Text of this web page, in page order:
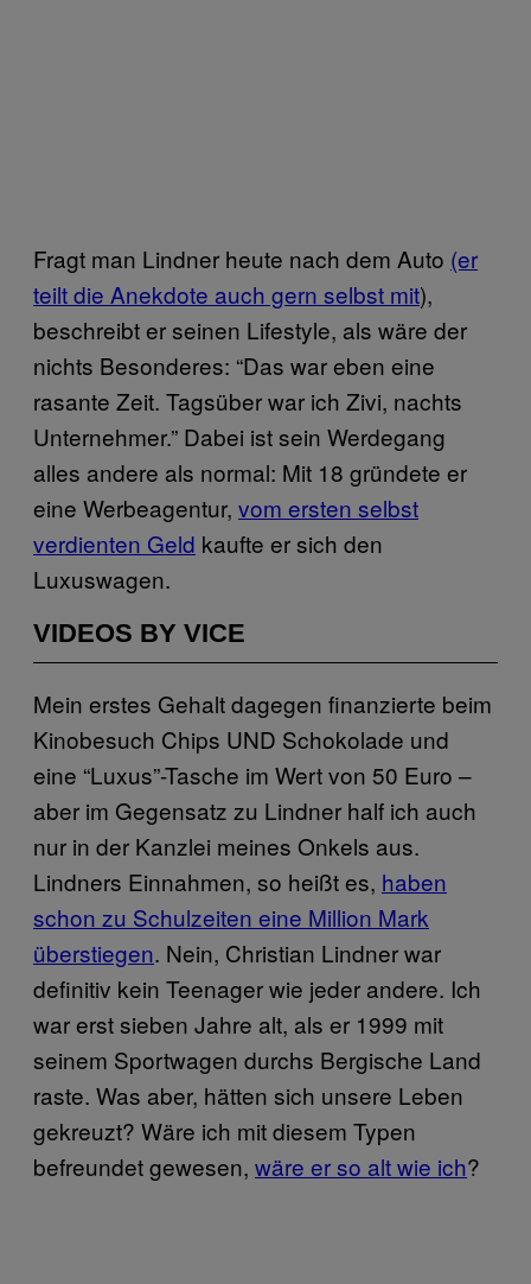
Fragt man Lindner heute nach dem Auto (er
teilt die Anekdote auch gern selbst mit),
beschreibt er seinen Lifestyle, als wäre der
nichts Besonderes: “Das war eben eine
rasante Zeit. Tagsüber war ich Zivi, nachts
Unternehmer.” Dabei ist sein Werdegang
alles andere als normal: Mit 18 gründete er
eine Werbeagentur, vom ersten selbst
verdienten Geld kaufte er sich den
Luxuswagen.
VIDEOS BY VICE
Mein erstes Gehalt dagegen finanzierte beim
Kinobesuch Chips UND Schokolade und
eine “Luxus”-Tasche im Wert von 50 Euro –
aber im Gegensatz zu Lindner half ich auch
nur in der Kanzlei meines Onkels aus.
Lindners Einnahmen, so heißt es, haben
schon zu Schulzeiten eine Million Mark
überstiegen. Nein, Christian Lindner war
definitiv kein Teenager wie jeder andere. Ich
war erst sieben Jahre alt, als er 1999 mit
seinem Sportwagen durchs Bergische Land
raste. Was aber, hätten sich unsere Leben
gekreuzt? Wäre ich mit diesem Typen
befreundet gewesen, wäre er so alt wie ich?